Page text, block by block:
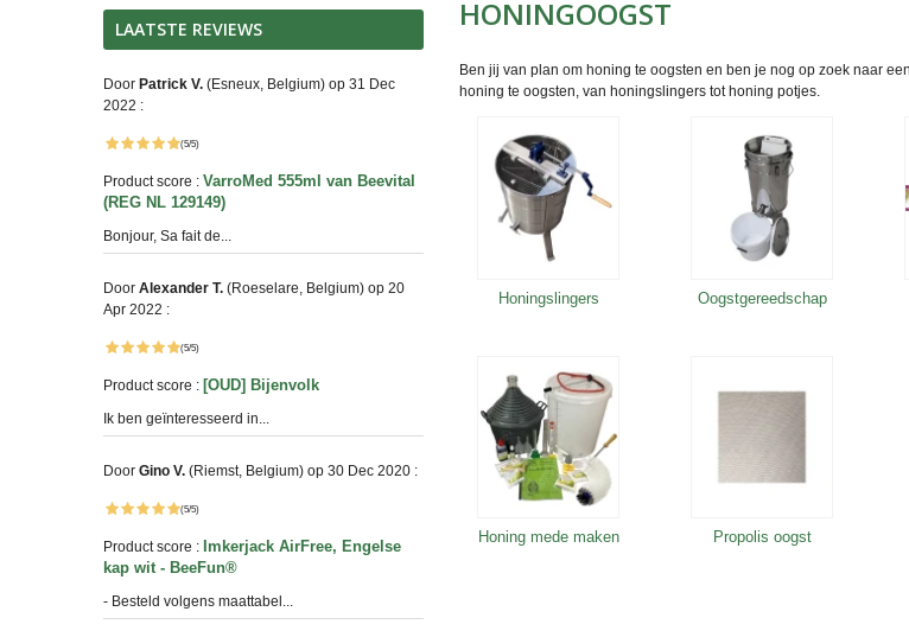
LAATSTE REVIEWS
Door Patrick V. (Esneux, Belgium) op 31 Dec
2022 :
(5/5)
Product score : VarroMed 555ml van Beevital
(REG NL 129149)
Bonjour, Sa fait de...
Door Alexander T. (Roeselare, Belgium) op 20
Apr 2022 :
(5/5)
Product score : [OUD] Bijenvolk
Ik ben geïnteresseerd in...
Door Gino V. (Riemst, Belgium) op 30 Dec 2020 :
(5/5)
Product score : Imkerjack AirFree, Engelse
kap wit - BeeFun®
- Besteld volgens maattabel...
HONINGOOGST
Ben jij van plan om honing te oogsten en ben je nog op zoek naar
honing te oogsten, van honingslingers tot honing potjes.
Honingslingers Oogstgereedschap
Honing mede maken Propolis oogst